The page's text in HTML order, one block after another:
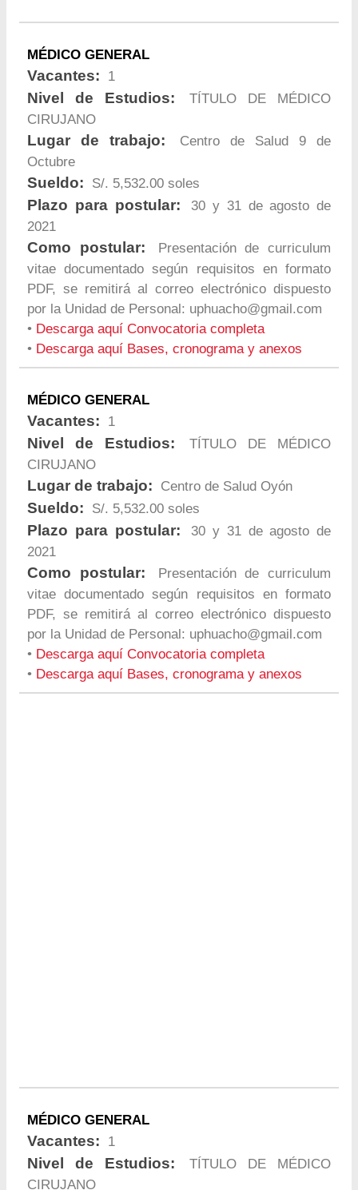
MÉDICO GENERAL
Vacantes: 1
Nivel de Estudios:
TÍTULO DE MÉDICO
CIRUJANO
Lugar de trabajo:
Centro de Salud 9 de
Octubre
Sueldo: S/. 5,532.00 soles
Plazo para postular:
30 y 31 de agosto de
2021
Como postular:
Presentación de curriculum
vitae documentado según requisitos en formato
PDF, se remitirá al correo electrónico dispuesto
por la Unidad de Personal: uphuacho@gmail.com
• Descarga aquí Convocatoria completa
• Descarga aquí Bases, cronograma y anexos
MÉDICO GENERAL
Vacantes: 1
Nivel de Estudios:
TÍTULO DE MÉDICO
CIRUJANO
Lugar de trabajo: Centro de Salud Oyón
Sueldo: S/. 5,532.00 soles
Plazo para postular:
30 y 31 de agosto de
2021
Como postular:
Presentación de curriculum
vitae documentado según requisitos en formato
PDF, se remitirá al correo electrónico dispuesto
por la Unidad de Personal: uphuacho@gmail.com
• Descarga aquí Convocatoria completa
• Descarga aquí Bases, cronograma y anexos
MÉDICO GENERAL
Vacantes: 1
Nivel de Estudios:
TÍTULO DE MÉDICO
CIRUJANO